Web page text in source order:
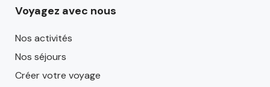
Voyagez avec nous
Nos activités
Nos séjours
Créer votre voyage